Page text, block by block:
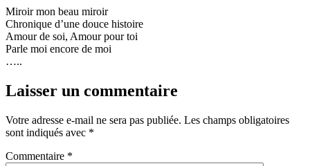
Miroir mon beau miroir
Chronique d’une douce histoire
Amour de soi, Amour pour toi
Parle moi encore de moi
…..
Laisser un commentaire
Votre adresse e-mail ne sera pas publiée. Les champs obligatoires
sont indiqués avec *
Commentaire *